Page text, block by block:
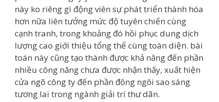
này ko riêng gì động viên sự phát triển thành hóa
hơn nữa liên tưởng mức độ tuyên chiến cùng
cạnh tranh, trong khoảng đó hồi phục dung dịch
lượng cao giới thiệu tổng thể cùng toàn diện. bài
toán này cũng tạo thành được khả năng đến phần
nhiều công năng chưa được nhận thấy, xuất hiện
cửa ngõ công ty đến phần đông ngôi sao sáng
tương lai trong ngành giải trí thư dãn.